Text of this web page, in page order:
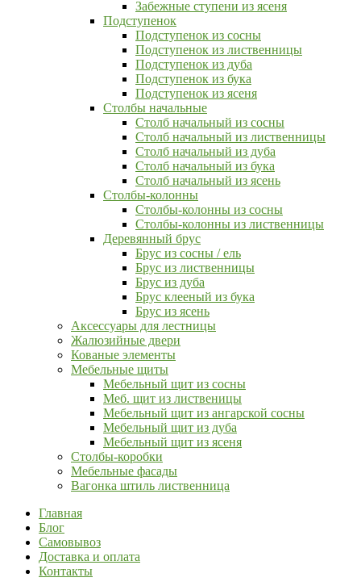
Забежные ступени из ясеня
Подступенок
Подступенок из сосны
Подступенок из лиственницы
Подступенок из дуба
Подступенок из бука
Подступенок из ясеня
Столбы начальные
Столб начальный из сосны
Столб начальный из лиственницы
Столб начальный из дуба
Столб начальный из бука
Столб начальный из ясень
Столбы-колонны
Столбы-колонны из сосны
Столбы-колонны из лиственницы
Деревянный брус
Брус из сосны / ель
Брус из лиственницы
Брус из дуба
Брус клееный из бука
Брус из ясень
Аксессуары для лестницы
Жалюзийные двери
Кованые элементы
Мебельные щиты
Мебельный щит из сосны
Меб. щит из лиственицы
Мебельный щит из ангарской сосны
Мебельный щит из дуба
Мебельный щит из ясеня
Столбы-коробки
Мебельные фасады
Вагонка штиль лиственница
Главная
Блог
Самовывоз
Доставка и оплата
Контакты